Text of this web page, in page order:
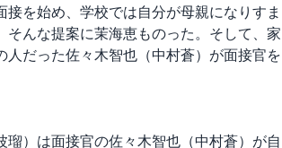
を始め、学校では自分が母親になりすま
んな提案に茉海恵ものった。そして、家
だった佐々木智也（中村蒼）が面接官を
）は面接官の佐々木智也（中村蒼）が自